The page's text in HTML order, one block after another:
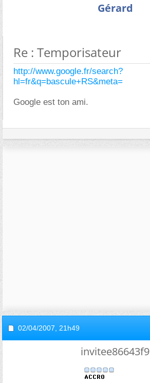
Gérard
Re : Temporisateur
http://www.google.fr/search?
hl=fr&q=bascule+RS&meta=
Google est ton ami.
02/04/2007, 21h49
invitee86643f9